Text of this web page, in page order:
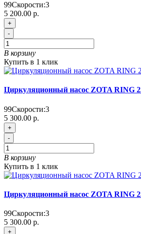
99Скорости:3
5 200.00 р.
+
-
В корзину
Купить в 1 клик
Циркуляционный насос ZOTA RING
99Скорости:3
5 300.00 р.
+
-
В корзину
Купить в 1 клик
Циркуляционный насос ZOTA RING
99Скорости:3
5 300.00 р.
+